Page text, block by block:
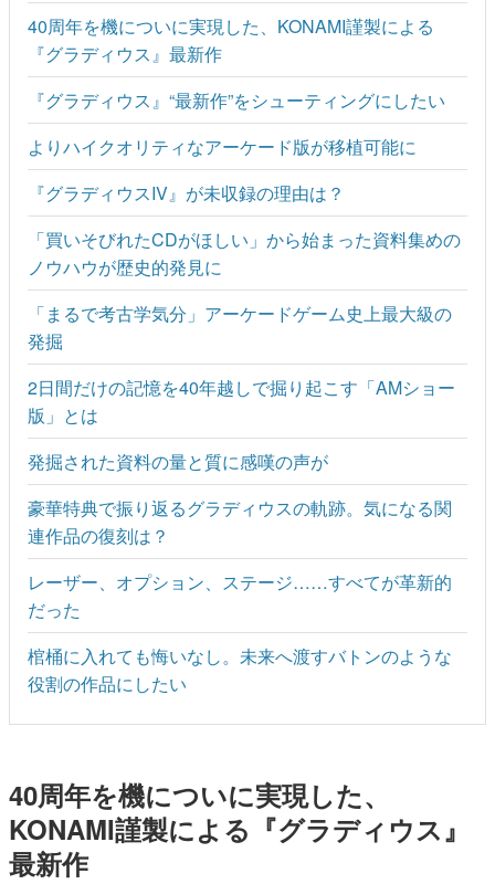
40周年を機についに実現した、KONAMI謹製による
『グラディウス』最新作
『グラディウス』“最新作”をシューティングにしたい
よりハイクオリティなアーケード版が移植可能に
『グラディウスIV』が未収録の理由は？
「買いそびれたCDがほしい」から始まった資料集めの
ノウハウが歴史的発見に
「まるで考古学気分」アーケードゲーム史上最大級の
発掘
2日間だけの記憶を40年越しで掘り起こす「AMショー
版」とは
発掘された資料の量と質に感嘆の声が
豪華特典で振り返るグラディウスの軌跡。気になる関
連作品の復刻は？
レーザー、オプション、ステージ……すべてが革新的
だった
棺桶に入れても悔いなし。未来へ渡すバトンのような
役割の作品にしたい
40周年を機についに実現した、
KONAMI謹製による『グラディウス』
最新作